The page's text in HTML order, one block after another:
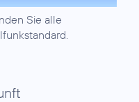
Sie alle